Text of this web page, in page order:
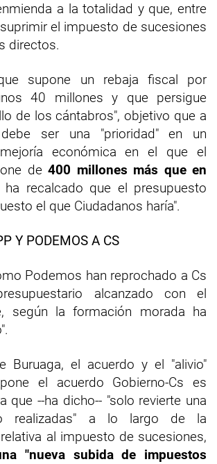
a la totalidad y que, entre
el impuesto de sucesiones
directos.
supone un rebaja fiscal por
40 millones y que persigue
de los cántabros", objetivo que a
ser una "prioridad" en un
económica en el que el
de400 millones más que en
ha recalcado que el presupuesto
el que Ciudadanos haría".
Y PODEMOS A CS
Podemos han reprochado a Cs
alcanzado con el
según la formación morada ha
Buruaga, el acuerdo y el "alivio"
el acuerdo Gobierno-Cs es
que --ha dicho-- "solo revierte una
realizadas" a lo largo de la
al impuesto de sucesiones,
"nueva subida de impuestos